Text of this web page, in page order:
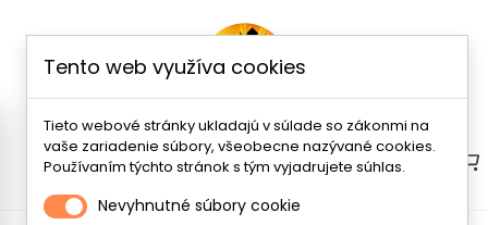
Menu
Tento web využíva cookies
Tieto webové stránky ukladajú v súlade so zákonmi na
vaše zariadenie súbory, všeobecne nazývané cookies.
Používaním týchto stránok s tým vyjadrujete súhlas.
Nevyhnutné súbory cookie